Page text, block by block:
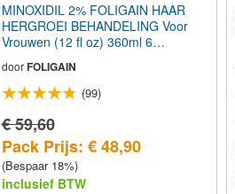
MINOXIDIL 2% FOLIGAIN HAAR
HERGROEI BEHANDELING Voor
Vrouwen (12 fl oz) 360ml 6
door FOLIGAIN
(99)
€ 59,60
Pack Prijs: € 48,90
(Bespaar 18%)
inclusief BTW